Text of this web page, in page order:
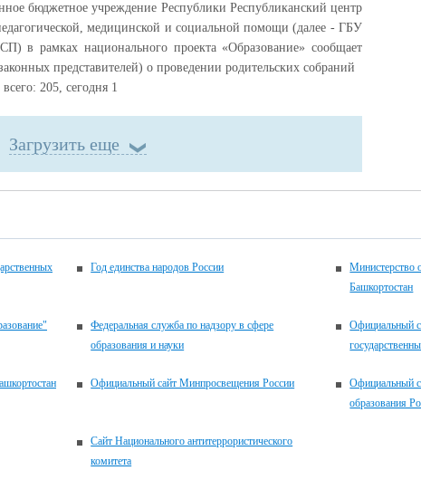
бюджетное учреждение Республики Республиканский центр
медицинской и социальной помощи (далее - ГБУ
в рамках национального проекта «Образование» сообщает
представителей) о проведении родительских собраний
205, сегодня 1
Загрузить еще
Год единства народов России
Министерство
Башкортостан
Федеральная служба по надзору в сфере
образования и науки
Официальный
Официальный сайт Минпросвещения России
Официальный
образования
Сайт Национального антитеррористического
комитета